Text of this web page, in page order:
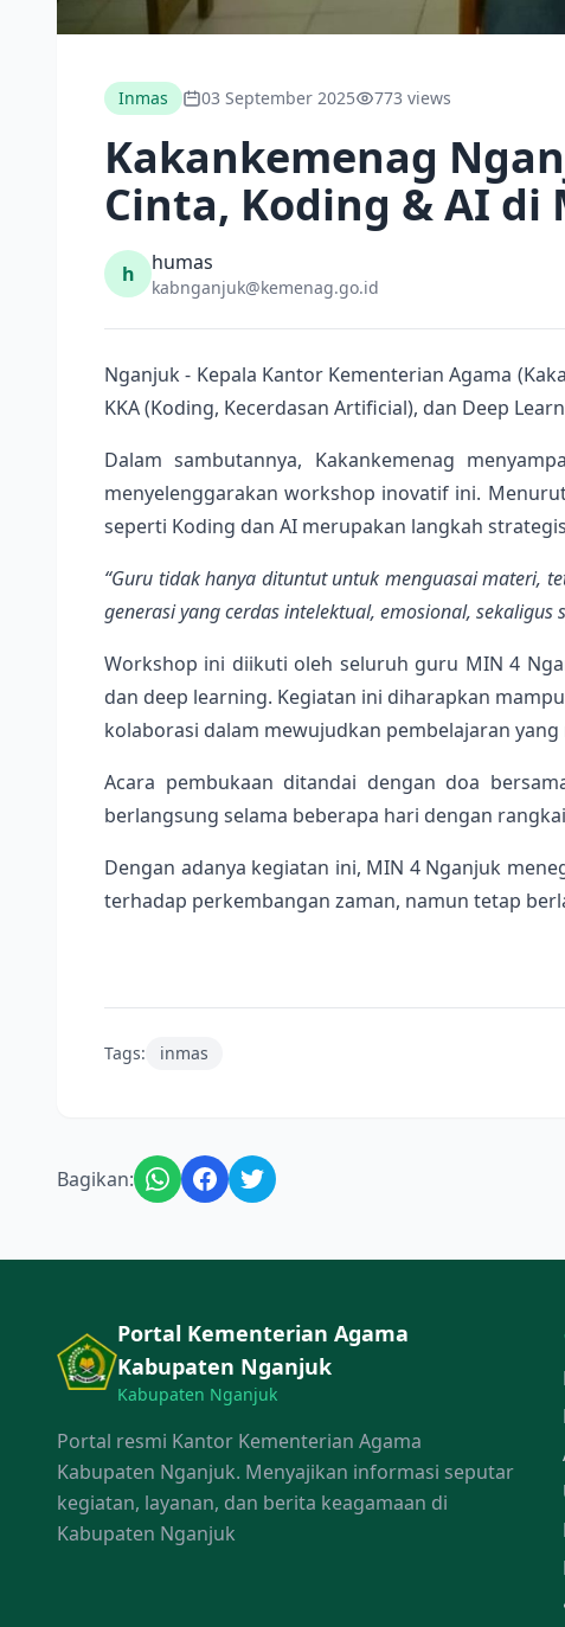
Inmas 03 September 2025 773 views
Kakankemenag
Cinta, Koding & AI di
h humas
kabnganjuk@kemenag.go.id
Nganjuk - Kepala Kantor Kementerian Agama
KKA (Koding, Kecerdasan Artificial), dan Deep
Dalam sambutannya, Kakankemenag
menyelenggarakan workshop inovatif ini.
seperti Koding dan AI merupakan langkah
“Guru tidak hanya dituntut untuk menguasai materi,
generasi yang cerdas intelektual, emosional, sekaligus
Workshop ini diikuti oleh seluruh guru MIN 4
dan deep learning. Kegiatan ini diharapkan
kolaborasi dalam mewujudkan pembelajaran
Acara pembukaan ditandai dengan doa
berlangsung selama beberapa hari dengan
Dengan adanya kegiatan ini, MIN 4 Nganjuk
terhadap perkembangan zaman, namun tetap
Tags: inmas
Bagikan:
Portal Kementerian Agama
Kabupaten Nganjuk
Kabupaten Nganjuk
Portal resmi Kantor Kementerian Agama
Kabupaten Nganjuk. Menyajikan informasi seputar
kegiatan, layanan, dan berita keagamaan di
Kabupaten Nganjuk